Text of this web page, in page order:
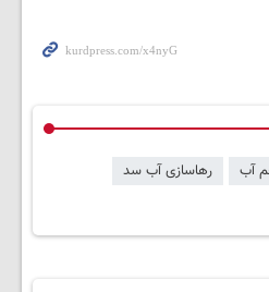
آب
رهاسازی آب سد